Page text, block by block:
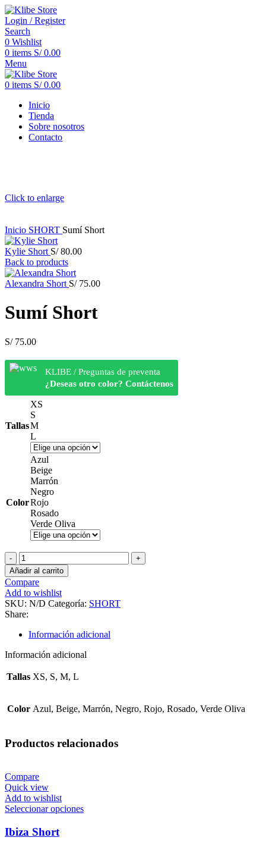
Login / Register
Search
0 Wishlist
0 items S/0.00
Menu
0 items S/0.00
Inicio
Tienda
Sobre nosotros
Contacto
Click to enlarge
Inicio SHORT Sumí Short
Kylie Short S/80.00
Back to products
Alexandra Short S/75.00
Sumí Short
S/75.00
KLIBE / Preguntas de preventa
¿Deseas otro color? Contáctenos
Tallas
XS
S
M
L
Color
Azul
Beige
Marrón
Negro
Rojo
Rosado
Verde Oliva
Sumí
Short
cantidad
Añadir al carrito
Compare
Add to wishlist
SKU: N/D Categoría: SHORT
Share:
Información adicional
Información adicional
Tallas XS, S, M, L
Color Azul, Beige, Marrón, Negro, Rojo, Rosado, Verde Oliva
Productos relacionados
Compare
Quick view
Add to wishlist
Seleccionar opciones
Ibiza Short